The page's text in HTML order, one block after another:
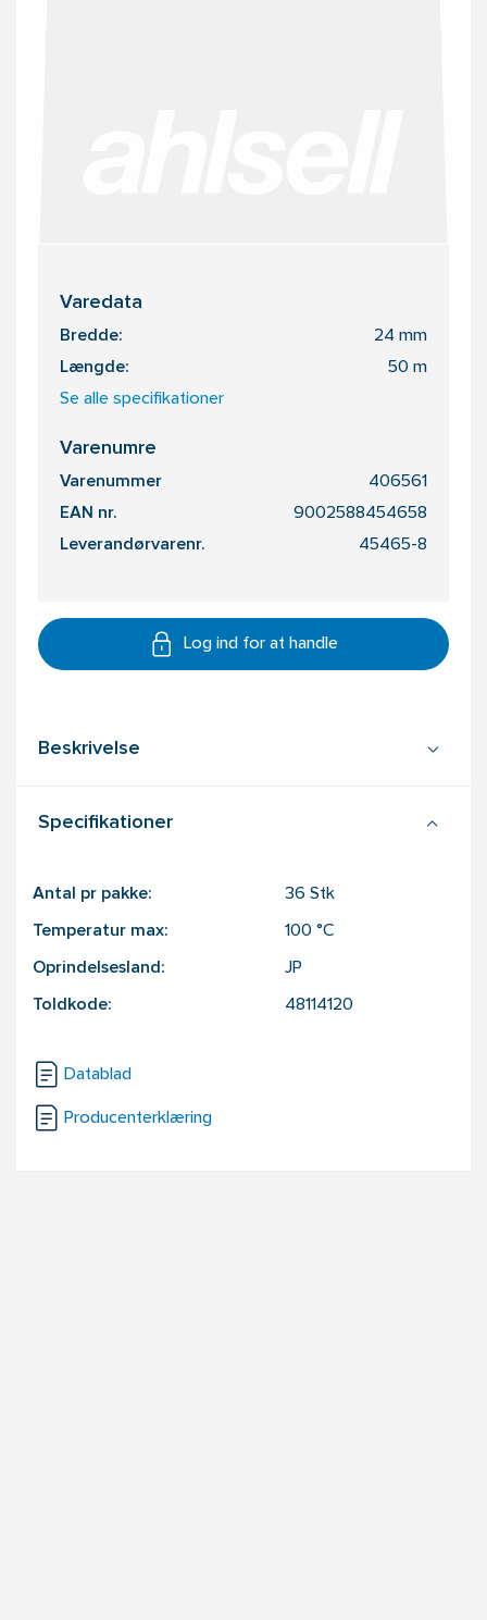
Varedata
Bredde: 24 mm
Længde: 50 m
Se alle specifikationer
Varenumre
Varenummer 406561
EAN nr. 9002588454658
Leverandørvarenr. 45465-8
Log ind for at handle
Beskrivelse
Specifikationer
Antal pr pakke: 36 Stk
Temperatur max: 100 °C
Oprindelsesland: JP
Toldkode: 48114120
Datablad
Producenterklæring